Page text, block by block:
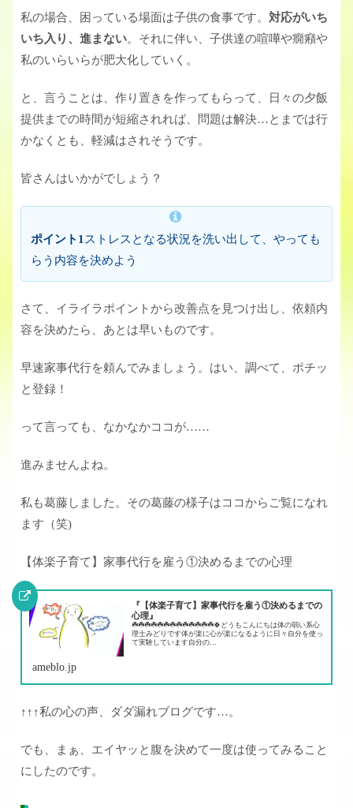
私の場合、困っている場面は子供の食事です。 対応がいち
いち入り、進まない。それに伴い、子供達の喧嘩や癇癪や
私のいらいらが肥大化していく。
と、言うことは、作り置きを作ってもらって、日々の夕飯
提供までの時間が短縮されれば、問題は解決…とまでは行
かなくとも、軽減はされそうです。
皆さんはいかがでしょう？
ポイント1ストレスとなる状況を洗い出して、やっても
らう内容を決めよう
さて、イライラポイントから改善点を見つけ出し、依頼内
容を決めたら、あとは早いものです。
早速家事代行を頼んでみましょう。はい、調べて、ポチッ
と登録！
って言っても、なかなかココが……
進みませんよね。
私も葛藤しました。その葛藤の様子はココからご覧になれ
ます（笑)
【体楽子育て】家事代行を雇う①決めるまでの心理
『【体楽子育て】家事代行を雇う①決めるまでの
心理』
☘️☘️☘️☘️☘️☘️☘️☘️☘️☘️☘️☘️☘️🍀どうもこんにちは体の弱い系心
理士みどりです体が楽に心が楽になるように日々自分を使っ
て実験しています自分の…
ameblo.jp
↑↑↑私の心の声、ダダ漏れブログです…。
でも、まぁ、エイヤッと腹を決めて一度は使ってみること
にしたのです。